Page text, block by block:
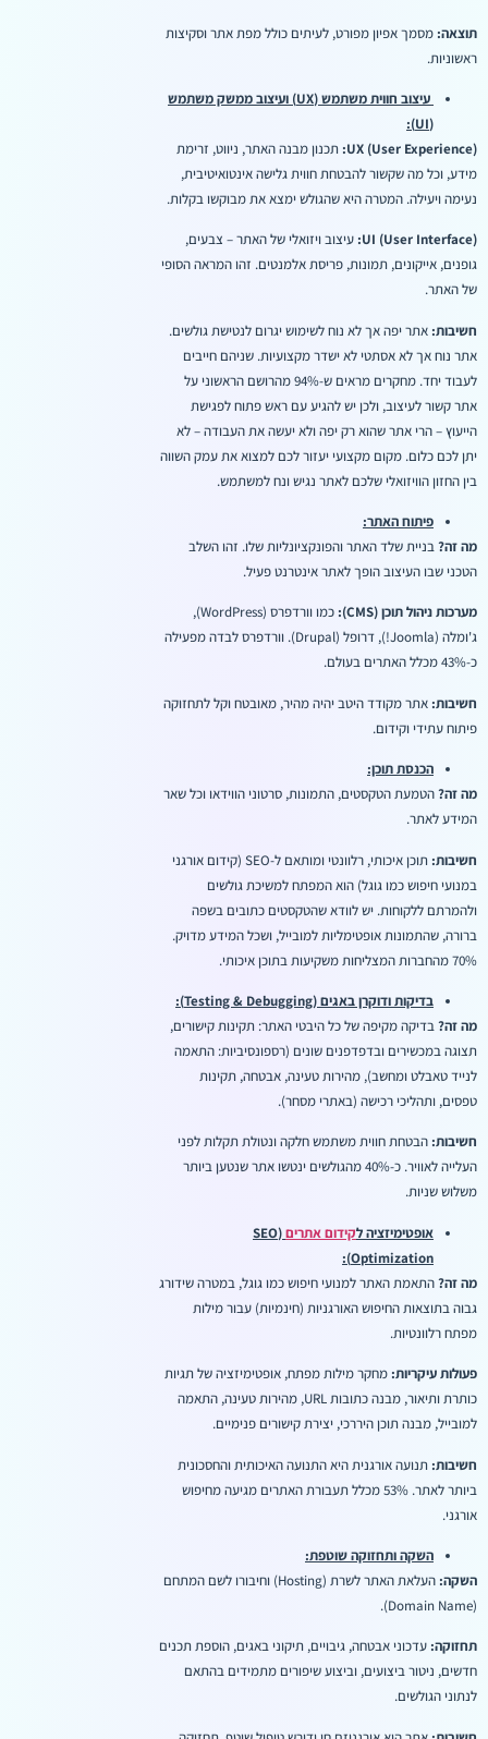
תוצאה: מסמך אפיון מפורט, לעיתים כולל מפת אתר וסקיצות
ראשוניות.
עיצוב חווית משתמש (UX) ועיצוב ממשק משתמש
(UI):
UX (User Experience): תכנון מבנה האתר, ניווט, זרימת
מידע, וכל מה שקשור להבטחת חווית גלישה אינטואיטיבית,
נעימה ויעילה. המטרה היא שהגולש ימצא את מבוקשו בקלות.
UI (User Interface): עיצוב ויזואלי של האתר – צבעים,
גופנים, אייקונים, תמונות, פריסת אלמנטים. זהו המראה הסופי
של האתר.
חשיבות: אתר יפה אך לא נוח לשימוש יגרום לנטישת גולשים.
אתר נוח אך לא אסתטי לא ישדר מקצועיות. שניהם חייבים
לעבוד יחד. מחקרים מראים ש-94% מהרושם הראשוני על
אתר קשור לעיצוב, ולכן יש להגיע עם ראש פתוח לפגישת
הייעוץ – הרי אתר שהוא רק יפה ולא יעשה את העבודה – לא
יתן לכם כלום. מקום מקצועי יעזור לכם למצוא את עמק השווה
בין החזון הוויזואלי שלכם לאתר נגיש ונח למשתמש.
פיתוח האתר:
מה זה?בניית שלד האתר והפונקציונליות שלו. זהו השלב
הטכני שבו העיצוב הופך לאתר אינטרנט פעיל.
מערכות ניהול תוכן (CMS):
כמו וורדפרס (WordPress),
ג'ומלה (Joomla!), דרופל (Drupal). וורדפרס לבדה מפעילה
כ-43% מכלל האתרים בעולם.
חשיבות: אתר מקודד היטב יהיה מהיר, מאובטח וקל לתחזוקה
פיתוח עתידי וקידום.
הכנסת תוכן:
מה זה?הטמעת הטקסטים, התמונות, סרטוני הווידאו וכל שאר
המידע לאתר.
חשיבות:
תוכן איכותי, רלוונטי ומותאם ל-SEO (קידום אורגני
במנועי חיפוש כמו גוגל) הוא המפתח למשיכת גולשים
ולהמרתם ללקוחות. יש לוודא שהטקסטים כתובים בשפה
ברורה, שהתמונות אופטימליות למובייל, ושכל המידע מדויק.
70% מהחברות המצליחות משקיעות בתוכן איכותי.
בדיקות ודוקרן באגים (Testing & Debugging):
מה זה?בדיקה מקיפה של כל היבטי האתר: תקינות קישורים,
תצוגה במכשירים ובדפדפנים שונים (רספונסיביות: התאמה
לנייד טאבלט ומחשב), מהירות טעינה, אבטחה, תקינות
טפסים, ותהליכי רכישה (באתרי מסחר).
חשיבות: הבטחת חווית משתמש חלקה ונטולת תקלות לפני
העלייה לאוויר. כ-40% מהגולשים ינטשו אתר שנטען ביותר
משלוש שניות.
אופטימיזציה לקידום אתרים (SEO
Optimization):
מה זה?התאמת האתר למנועי חיפוש כמו גוגל, במטרה שידורג
גבוה בתוצאות החיפוש האורגניות (חינמיות) עבור מילות
מפתח רלוונטיות.
פעולות עיקריות: מחקר מילות מפתח, אופטימיזציה של תגיות
כותרת ותיאור, מבנה כתובות URL, מהירות טעינה, התאמה
למובייל, מבנה תוכן היררכי, יצירת קישורים פנימיים.
חשיבות: תנועה אורגנית היא התנועה האיכותית והחסכונית
ביותר לאתר. 53% מכלל תעבורת האתרים מגיעה מחיפוש
אורגני.
השקה ותחזוקה שוטפת:
השקה:
העלאת האתר לשרת (Hosting) וחיבורו לשם המתחם
(Domain Name).
תחזוקה: עדכוני אבטחה, גיבויים, תיקוני באגים, הוספת תכנים
חדשים, ניטור ביצועים, וביצוע שיפורים מתמידים בהתאם
לנתוני הגולשים.